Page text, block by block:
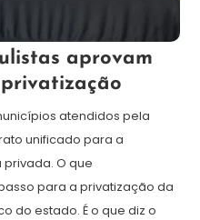
aprovam
atendidos pela
unificado para a
O que
para a privatização da
do estado. É o que diz o